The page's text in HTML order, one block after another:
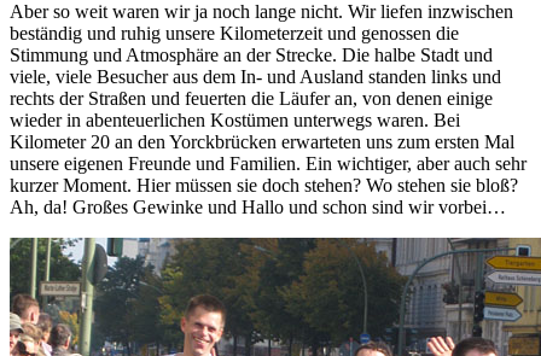
Aber so weit waren wir ja noch lange nicht. Wir liefen inzwischen
beständig und ruhig unsere Kilometerzeit und genossen die
Stimmung und Atmosphäre an der Strecke. Die halbe Stadt und
viele, viele Besucher aus dem In- und Ausland standen links und
rechts der Straßen und feuerten die Läufer an, von denen einige
wieder in abenteuerlichen Kostümen unterwegs waren. Bei
Kilometer 20 an den Yorckbrücken erwarteten uns zum ersten Mal
unsere eigenen Freunde und Familien. Ein wichtiger, aber auch sehr
kurzer Moment. Hier müssen sie doch stehen? Wo stehen sie bloß?
Ah, da! Großes Gewinke und Hallo und schon sind wir vorbei…